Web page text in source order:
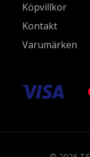
Köpvillkor
Kontakt
Varumärken